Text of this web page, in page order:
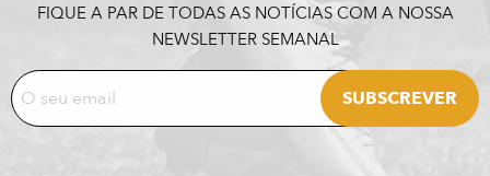
FIQUE A PAR DE TODAS AS NOTÍCIAS COM A NOSSA
NEWSLETTER SEMANAL